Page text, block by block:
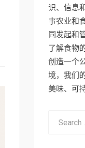
识、信息
事农业和
同发起和
了解食物
创造一个
境，我们
美味、可